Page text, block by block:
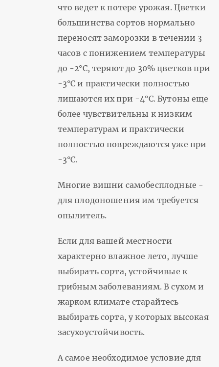
что ведет к потере урожая. Цветки
большинства сортов нормально
переносят заморозки в течении 3
часов с понижением температуры
до -2°С, теряют до 30% цветков при
-3°С и практически полностью
лишаются их при -4°С. Бутоны еще
более чувствительны к низким
температурам и практически
полностью повреждаются уже при
-3°С.
Многие вишни самобесплодные -
для плодоношения им требуется
опылитель.
Если для вашей местности
характерно влажное лето, лучше
выбирать сорта, устойчивые к
грибным заболеваниям. В сухом и
жарком климате старайтесь
выбирать сорта, у которых высокая
засухоустойчивость.
А самое необходимое условие для